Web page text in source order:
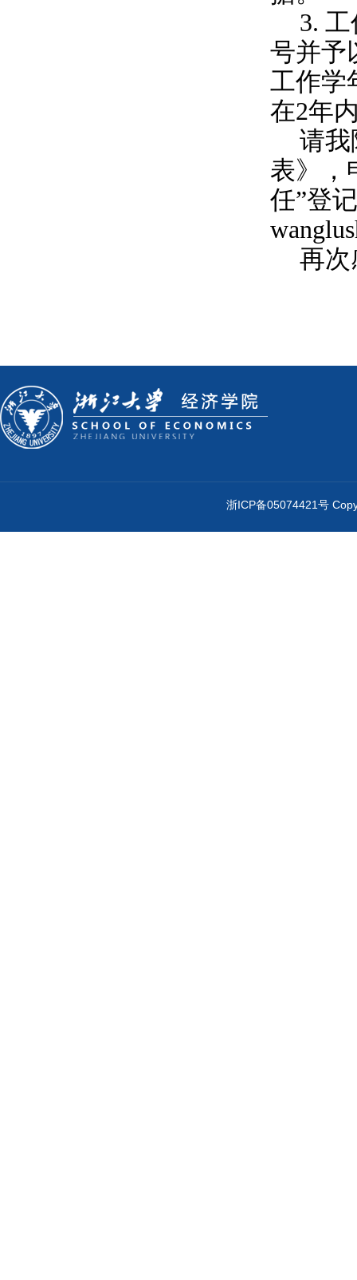
3.工
号并予
工作学
在2年
请
表》，
任”登
再
浙ICP备05074421号